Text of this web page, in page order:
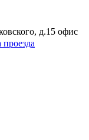
д.15 офис
проезда